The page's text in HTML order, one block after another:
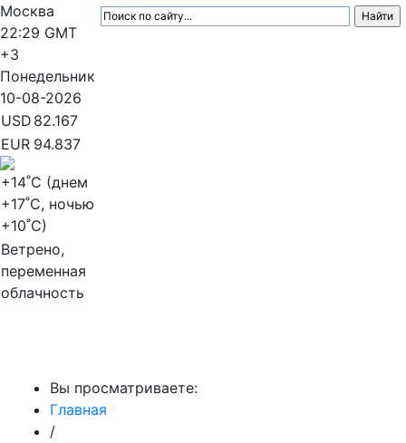
Москва
22:29 GMT
+3
Понедельник
10-08-2026
USD 82.167
EUR 94.837
+14˚C (днем
+17˚C, ночью
+10˚C)
Ветрено,
переменная
облачность
Вы просматриваете:
Главная
/